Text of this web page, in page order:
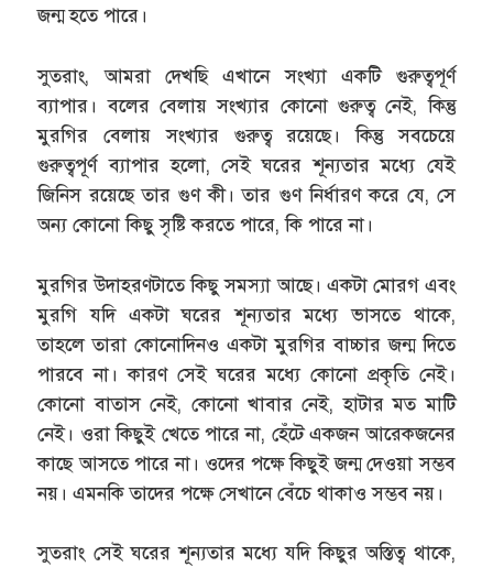
জন্ম হতে পারে।
সুতরাং, আমরা দেখছি এখানে সংখ্যা একটি গুরুত্বপূর্ণ
ব্যাপার। বলের বেলায় সংখ্যার কোনো গুরুত্ব নেই, কিন্তু
মুরগির বেলায় সংখ্যার গুরুত্ব রয়েছে। কিন্তু সবচেয়ে
গুরুত্বপূর্ণ ব্যাপার হলো, সেই ঘরের শূন্যতার মধ্যে যেই
জিনিস রয়েছে তার গুণ কী। তার গুণ নির্ধারণ করে যে, সে
অন্য কোনো কিছু সৃষ্টি করতে পারে, কি পারে না।
মুরগির উদাহরণটাতে কিছু সমস্যা আছে। একটা মোরগ এবং
মুরগি যদি একটা ঘরের শূন্যতার মধ্যে ভাসতে থাকে,
তাহলে তারা কোনোদিনও একটা মুরগির বাচ্চার জন্ম দিতে
পারবে না। কারণ সেই ঘরের মধ্যে কোনো প্রকৃতি নেই।
কোনো বাতাস নেই, কোনো খাবার নেই, হাটার মত মাটি
নেই। ওরা কিছুই খেতে পারে না, হেঁটে একজন আরেকজনের
কাছে আসতে পারে না। ওদের পক্ষে কিছুই জন্ম দেওয়া সম্ভব
নয়। এমনকি তাদের পক্ষে সেখানে বেঁচে থাকাও সম্ভব নয়।
সুতরাং সেই ঘরের শূন্যতার মধ্যে যদি কিছুর অস্তিত্ব থাকে,